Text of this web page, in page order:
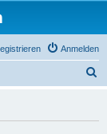
Anmelden